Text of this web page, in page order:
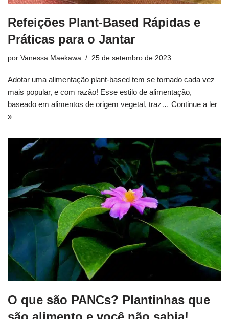
Refeições Plant-Based Rápidas e
Práticas para o Jantar
por Vanessa Maekawa 25 de setembro de 2023
Adotar uma alimentação plant-based tem se tornado cada vez
mais popular, e com razão! Esse estilo de alimentação,
baseado em alimentos de origem vegetal, traz… Continue a ler
»
O que são PANCs? Plantinhas que